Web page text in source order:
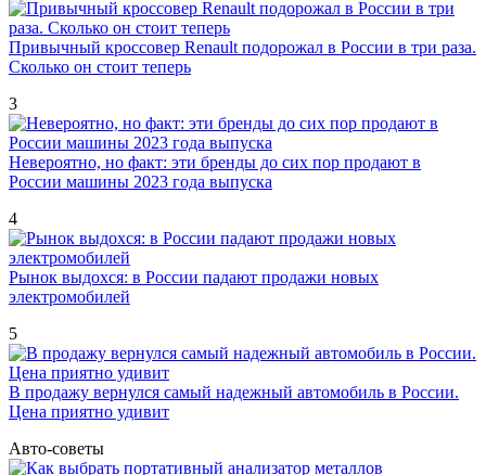
Привычный кроссовер Renault подорожал в России в три раза.
Сколько он стоит теперь
3
Невероятно, но факт: эти бренды до сих пор продают в
России машины 2023 года выпуска
4
Рынок выдохся: в России падают продажи новых
электромобилей
5
В продажу вернулся самый надежный автомобиль в России.
Цена приятно удивит
Авто-советы